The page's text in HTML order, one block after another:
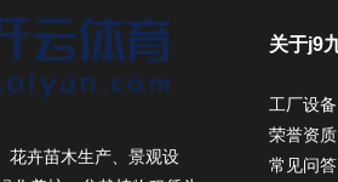
花卉苗木生产、景观设
关于j9
工厂设备
荣誉资质
常见问答